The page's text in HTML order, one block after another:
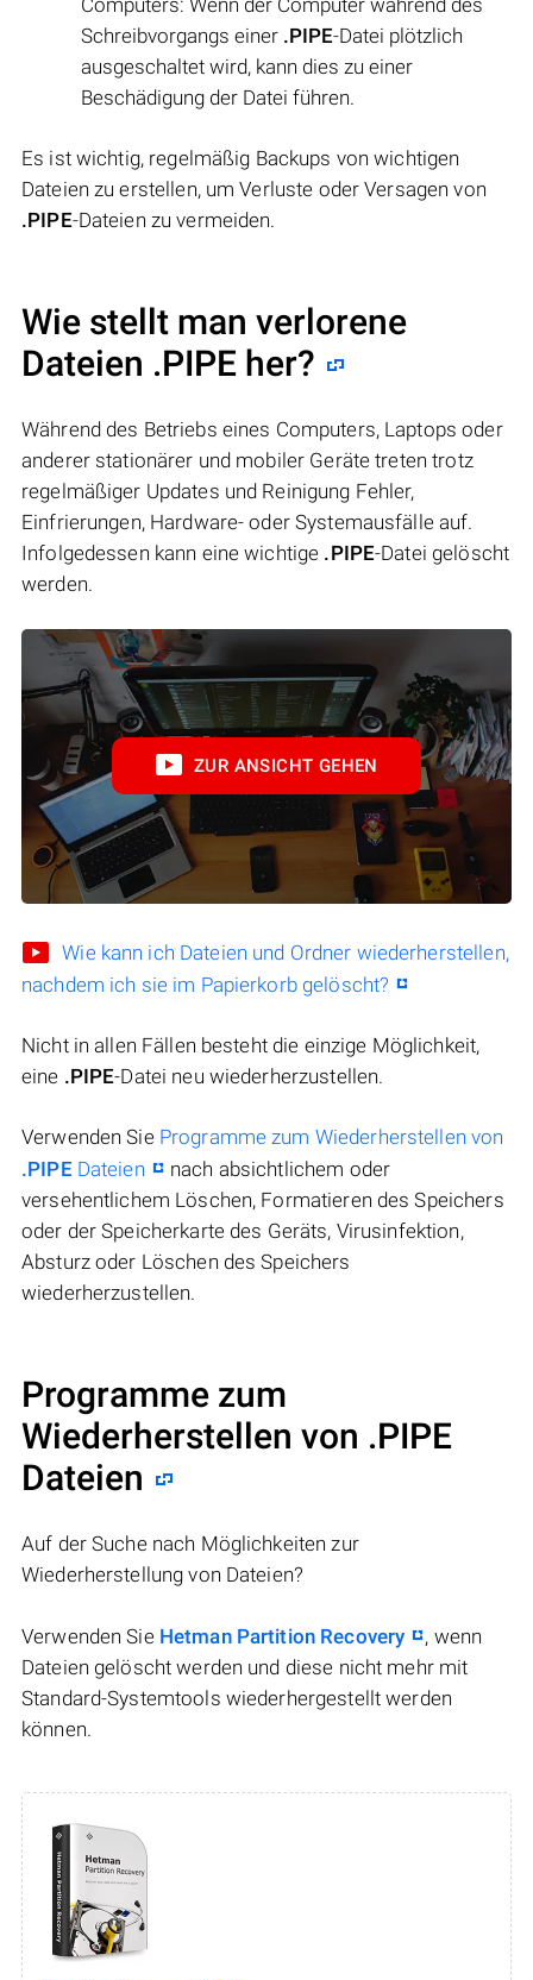
Schreibvorgangs einer .PIPE-Datei plötzlich
ausgeschaltet wird, kann dies zu einer
Beschädigung der Datei führen.
Es ist wichtig, regelmäßig Backups von wichtigen
Dateien zu erstellen, um Verluste oder Versagen von
.PIPE-Dateien zu vermeiden.
Wie stellt man verlorene
Dateien .PIPE her?
Während des Betriebs eines Computers, Laptops oder
anderer stationärer und mobiler Geräte treten trotz
regelmäßiger Updates und Reinigung Fehler,
Einfrierungen, Hardware- oder Systemausfälle auf.
Infolgedessen kann eine wichtige .PIPE-Datei gelöscht
werden.
ZUR ANSICHT GEHEN
Wie kann ich Dateien und Ordner wiederherstellen,
nachdem ich sie im Papierkorb gelöscht?
Nicht in allen Fällen besteht die einzige Möglichkeit,
eine .PIPE-Datei neu wiederherzustellen.
Verwenden Sie Programme zum Wiederherstellen von
.PIPEDateien
nach absichtlichem oder
versehentlichem Löschen, Formatieren des Speichers
oder der Speicherkarte des Geräts, Virusinfektion,
Absturz oder Löschen des Speichers
wiederherzustellen.
Programme zum
Wiederherstellen von .PIPE
Dateien
Auf der Suche nach Möglichkeiten zur
Wiederherstellung von Dateien?
Verwenden Sie Hetman Partition Recovery
, wenn
Dateien gelöscht werden und diese nicht mehr mit
Standard-Systemtools wiederhergestellt werden
können.